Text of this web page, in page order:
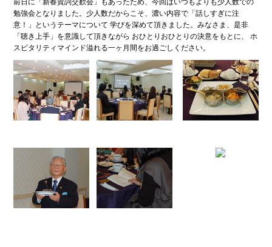
勉強会となりました。少人数だからこそ、濃い内容で「話しすぎに注
意！」というテーマについて 学びを深めて頂きました。みなさま、是非
「聴き上手」を意識して頂きながら おひとりおひとりの決意をもとに、 ホ
スピタリティマインド溢れる一ヶ月間をお過ごしください。